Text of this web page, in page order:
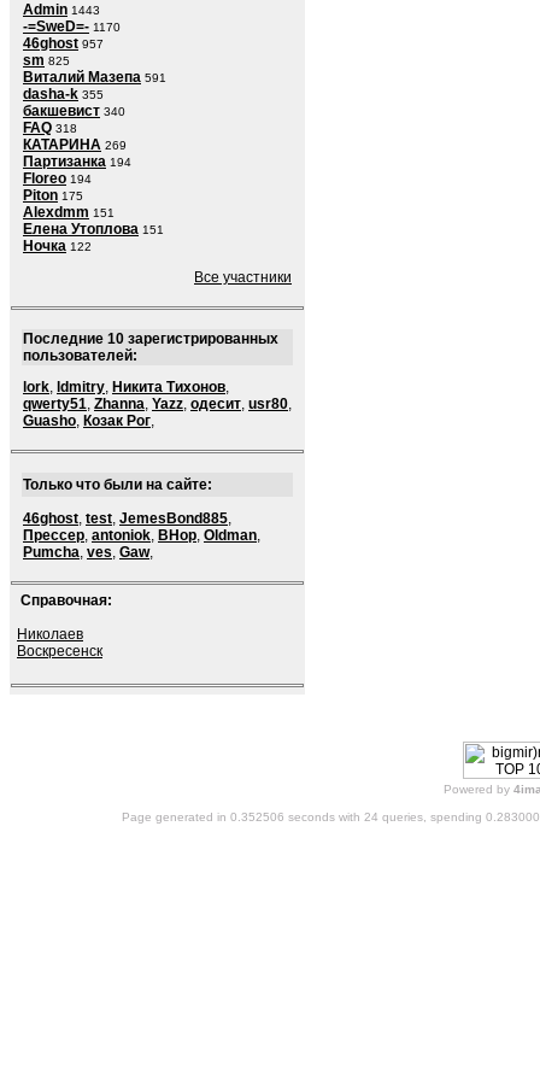
Admin 1443
-=SweD=- 1170
46ghost 957
sm 825
Виталий Мазепа 591
dasha-k 355
бакшевист 340
FAQ 318
КАТАРИНА 269
Партизанка 194
Floreo 194
Piton 175
Alexdmm 151
Елена Утоплова 151
Ночка 122
Все участники
Последние 10 зарегистрированных
пользователей:
lork, ldmitry, Никита Тихонов,
qwerty51, Zhanna, Yazz, одесит, usr80,
Guasho, Козак Рог,
Только что были на сайте:
46ghost, test, JemesBond885,
Прессер, antoniok, BHop, Oldman,
Pumcha, ves, Gaw,
Справочная:
Николаев
Воскресенск
Powered by
Page generated in 0.352506 seconds with 24 queries, spending